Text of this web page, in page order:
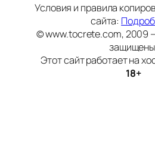
Условия и правила
сайта:
© www.tocrete.com, 2009
Этот сайт работает на
18+